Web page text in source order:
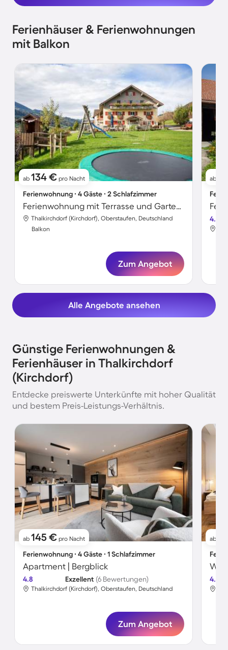
Ferienhäuser & Ferienwohnungen
mit Balkon
ab 134 € pro Nacht
Ferienwohnung ∙ 4 Gäste ∙ 2 Schlafzimmer
Ferienwohnung mit Terrasse und Garten | Seeblick
Thalkirchdorf (Kirchdorf), Oberstaufen, Deutschland
Balkon
Zum Angebot
ab
4.8
Alle Angebote ansehen
Günstige Ferienwohnungen &
Ferienhäuser in Thalkirchdorf
(Kirchdorf)
Entdecke preiswerte Unterkünfte mit hoher Qualität
und bestem Preis-Leistungs-Verhältnis.
ab 145 € pro Nacht
Ferienwohnung ∙ 4 Gäste ∙ 1 Schlafzimmer
Apartment | Bergblick
4.8 Exzellent (6 Bewertungen)
Thalkirchdorf (Kirchdorf), Oberstaufen, Deutschland
Zum Angebot
ab
4.8